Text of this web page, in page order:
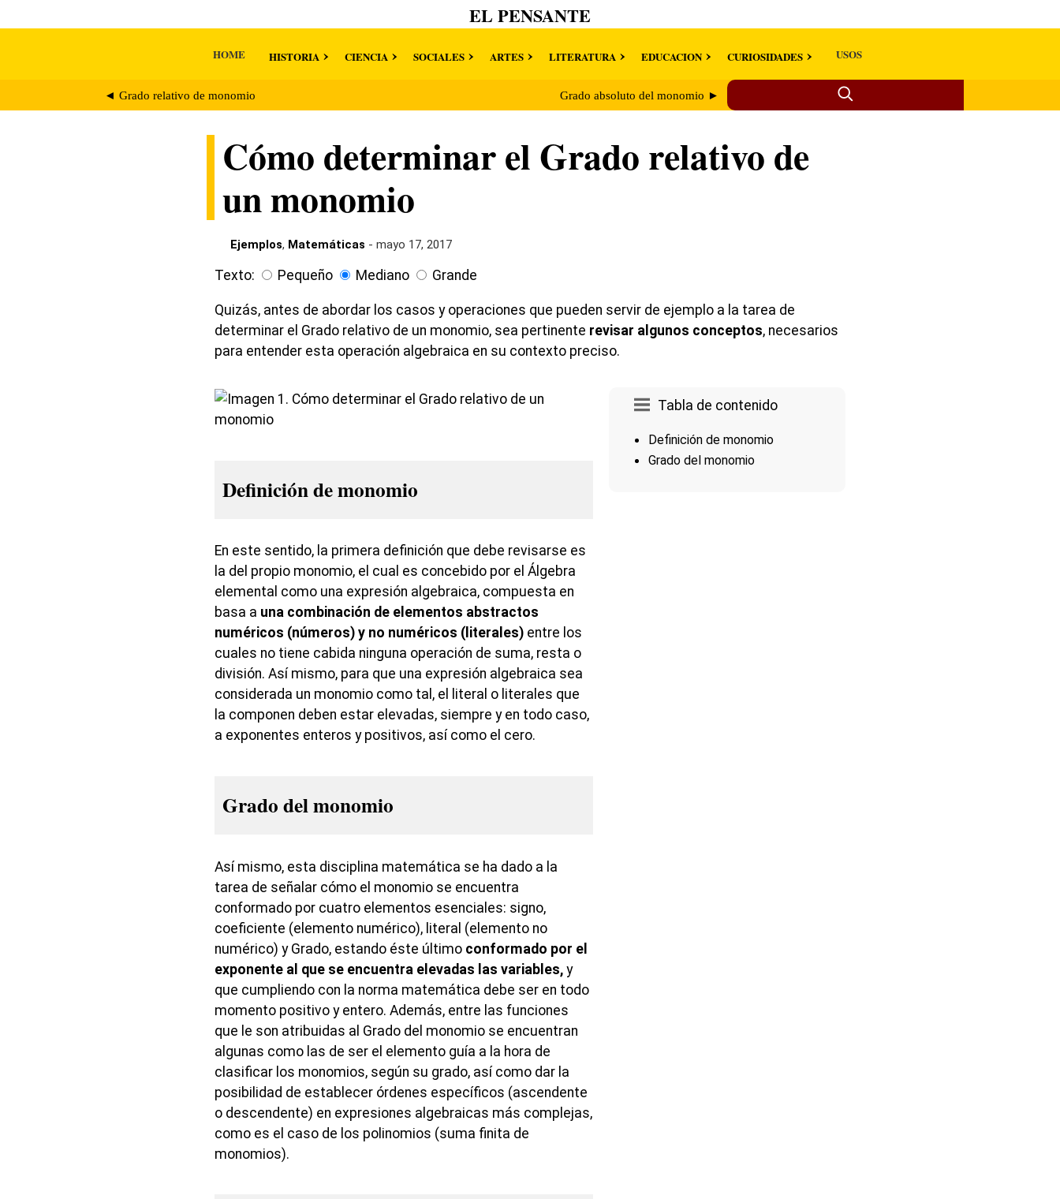
EL PENSANTE
HOME HISTORIA CIENCIA SOCIALES ARTES LITERATURA EDUCACION CURIOSIDADES USOS
◄ Grado relativo de monomio Grado absoluto del monomio ►
Cómo determinar el Grado relativo de
un monomio
Ejemplos, Matemáticas - mayo 17, 2017
Texto: Pequeño Mediano Grande
Quizás, antes de abordar los casos y operaciones que pueden servir de ejemplo a la tarea de
determinar el Grado relativo de un monomio, sea pertinente revisar algunos conceptos, necesarios
para entender esta operación algebraica en su contexto preciso.
Tabla de contenido
Definición de monomio
Grado del monomio
Definición de monomio
En este sentido, la primera definición que debe revisarse es
la del propio monomio, el cual es concebido por el Álgebra
elemental como una expresión algebraica, compuesta en
basa a una combinación de elementos abstractos
numéricos (números) y no numéricos (literales) entre los
cuales no tiene cabida ninguna operación de suma, resta o
división. Así mismo, para que una expresión algebraica sea
considerada un monomio como tal, el literal o literales que
la componen deben estar elevadas, siempre y en todo caso,
a exponentes enteros y positivos, así como el cero.
Grado del monomio
Así mismo, esta disciplina matemática se ha dado a la
tarea de señalar cómo el monomio se encuentra
conformado por cuatro elementos esenciales: signo,
coeficiente (elemento numérico), literal (elemento no
numérico) y Grado, estando éste último conformado por el
exponente al que se encuentra elevadas las variables, y
que cumpliendo con la norma matemática debe ser en todo
momento positivo y entero. Además, entre las funciones
que le son atribuidas al Grado del monomio se encuentran
algunas como las de ser el elemento guía a la hora de
clasificar los monomios, según su grado, así como dar la
posibilidad de establecer órdenes específicos (ascendente
o descendente) en expresiones algebraicas más complejas,
como es el caso de los polinomios (suma finita de
monomios).